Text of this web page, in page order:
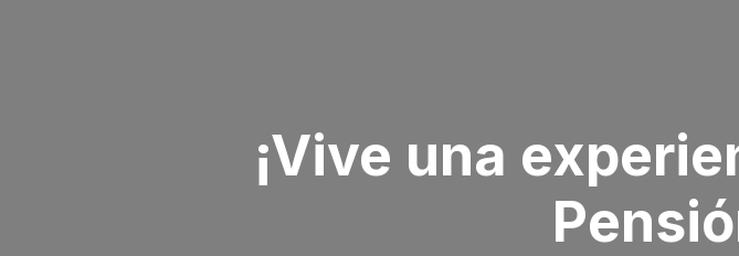
¡Vive una